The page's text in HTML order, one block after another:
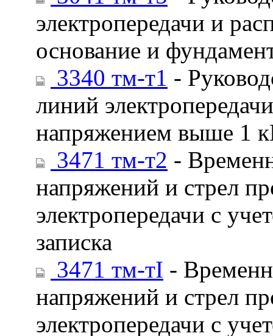
электропередачи и
основание и
3340 тм-т1 -
линий
напряжением выше 1
3471 тм-т2 -
напряжений и стрел
электропередачи с
записка
3471 тм-тI -
напряжений и стрел
электропередачи с